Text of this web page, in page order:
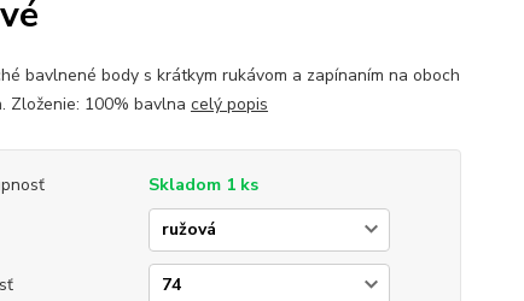
bavlnené body s krátkym rukávom a zapínaním na oboch
Zloženie: 100% bavlna celý popis
Skladom 1 ks